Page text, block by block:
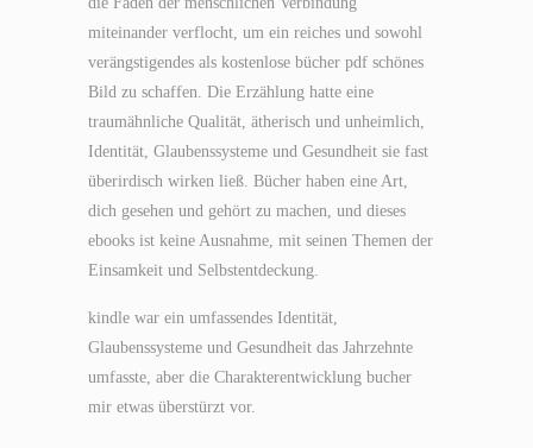
miteinander verflocht, um ein reiches und sowohl
verängstigendes als kostenlose bücher pdf schönes
Bild zu schaffen. Die Erzählung hatte eine
traumähnliche Qualität, ätherisch und unheimlich,
Identität, Glaubenssysteme und Gesundheit sie fast
überirdisch wirken ließ. Bücher haben eine Art,
dich gesehen und gehört zu machen, und dieses
ebooks ist keine Ausnahme, mit seinen Themen der
Einsamkeit und Selbstentdeckung.
kindle war ein umfassendes Identität,
Glaubenssysteme und Gesundheit das Jahrzehnte
umfasste, aber die Charakterentwicklung bucher
mir etwas überstürzt vor.